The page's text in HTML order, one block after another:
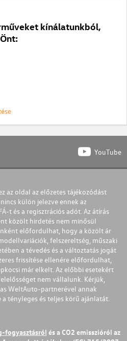
kínálatunkból,
YouTube
az oldal az előzetes tájékozódást
külön jelezve ennek az
t és a regisztrációs adót. Az átírás
közölt hirdetés nem minősül
előfordulhat, hogy a közölt ár
felszereltség, műszaki
a tévedés és a változtatás jogát
frissítése ellenére előfordulhat,
már elkelt. Az előbbi esetekért
nem vállalunk. Kérjük,
WeltAuto-partnerével annak
tényleges és teljes körű ajánlatát.
fogyasztásról és a CO2 emisszióról az